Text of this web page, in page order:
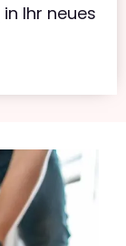
Ihr neues